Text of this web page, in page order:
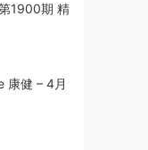
1900期 精
康健 – 4月